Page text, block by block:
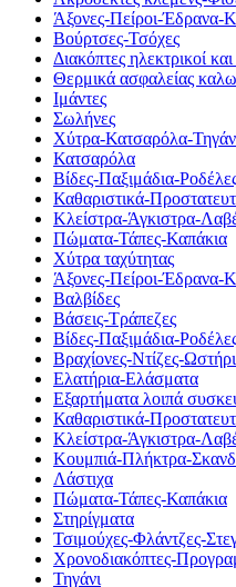
Άξονες-Πείροι-Έδρανα-
Βούρτσες-Τσόχες
Διακόπτες ηλεκτρικοί
Θερμικά ασφαλείας
Ιμάντες
Σωλήνες
Χύτρα-Κατσαρόλα-
Κατσαρόλα
Βίδες-Παξιμάδια-
Καθαριστικά-
Κλείστρα-Άγκιστρα-
Πώματα-Τάπες-Καπάκια
Χύτρα ταχύτητας
Άξονες-Πείροι-Έδρανα-
Βαλβίδες
Βάσεις-Τράπεζες
Βίδες-Παξιμάδια-
Βραχίονες-Ντίζες-
Ελατήρια-Ελάσματα
Εξαρτήματα λοιπά
Καθαριστικά-
Κλείστρα-Άγκιστρα-
Κουμπιά-Πλήκτρα-
Λάστιχα
Πώματα-Τάπες-Καπάκια
Στηρίγματα
Τσιμούχες-Φλάντζες-
Χρονοδιακόπτες-
Τηγάνι